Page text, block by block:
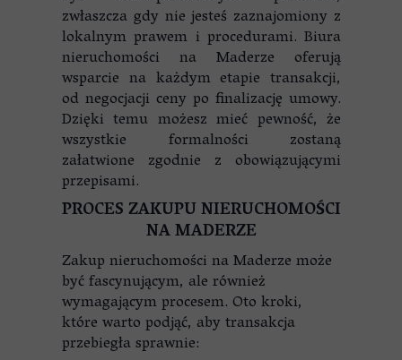
zwłaszcza gdy nie jesteś zaznajomiony z
lokalnym prawem i procedurami. Biura
nieruchomości na Maderze oferują
wsparcie na każdym etapie transakcji,
od negocjacji ceny po finalizację umowy.
Dzięki temu możesz mieć pewność, że
wszystkie formalności zostaną
załatwione zgodnie z obowiązującymi
przepisami.
PROCES ZAKUPU NIERUCHOMOŚCI
NA MADERZE
Zakup nieruchomości na Maderze może
być fascynującym, ale również
wymagającym procesem. Oto kroki,
które warto podjąć, aby transakcja
przebiegła sprawnie: